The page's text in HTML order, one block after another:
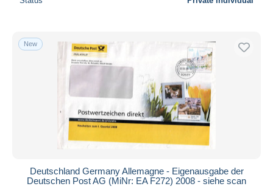
New
Deutschland Germany Allemagne - Eigenausgabe der
Deutschen Post AG (MiNr: EA F272) 2008 - siehe scan